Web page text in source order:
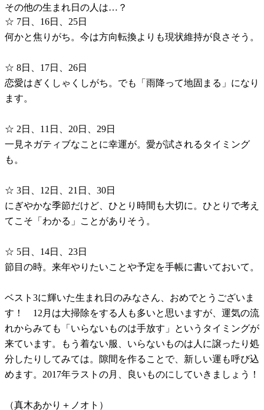
その他の生まれ日の人は…？
☆ 7日、16日、25日
何かと焦りがち。今は方向転換よりも現状維持が良さそう。
☆ 8日、17日、26日
恋愛はぎくしゃくしがち。でも「雨降って地固まる」になり
ます。
☆ 2日、11日、20日、29日
一見ネガティブなことに幸運が。愛が試されるタイミング
も。
☆ 3日、12日、21日、30日
にぎやかな季節だけど、ひとり時間も大切に。ひとりで考え
てこそ「わかる」ことがありそう。
☆ 5日、14日、23日
節目の時。来年やりたいことや予定を手帳に書いておいて。
ベスト3に輝いた生まれ日のみなさん、おめでとうございま
す！ 12月は大掃除をする人も多いと思いますが、運気の流
れからみても「いらないものは手放す」というタイミングが
来ています。もう着ない服、いらないものは人に譲ったり処
分したりしてみては。隙間を作ることで、新しい運も呼び込
めます。2017年ラストの月、良いものにしていきましょう！
（真木あかり＋ノオト）